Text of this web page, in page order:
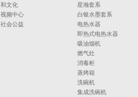
和文化
视频中心
社会公益
星瀚套系
白银水墨套系
电热水器
即热式电热水器
吸油烟机
燃气灶
消毒柜
蒸烤箱
洗碗机
集成洗碗机